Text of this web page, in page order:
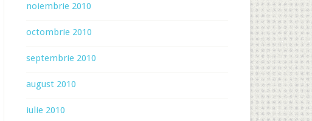
noiembrie 2010
octombrie 2010
septembrie 2010
august 2010
iulie 2010